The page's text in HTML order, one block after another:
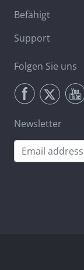
Befähigt
Support
Folgen Sie uns
Newsletter